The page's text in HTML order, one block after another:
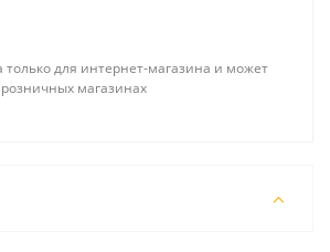
только для интернет-магазина и может
магазинах